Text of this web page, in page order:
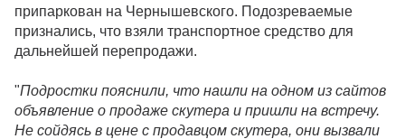
припаркован на Чернышевского. Подозреваемые
признались, что взяли транспортное средство для
дальнейшей перепродажи.
"Подростки пояснили, что нашли на одном из сайтов
объявление о продаже скутера и пришли на встречу.
Не сойдясь в цене с продавцом скутера, они вызвали